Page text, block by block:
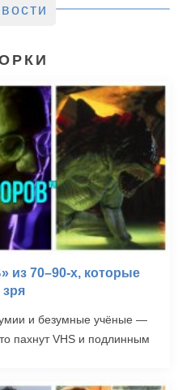
из 70–90-х, которые
и безумные учёные —
пахнут VHS и подлинным